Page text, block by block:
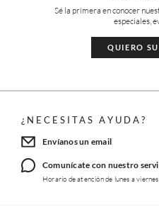
Sé la primera en conocer
especiales,
QUIERO
¿NECESITAS AYUDA?
Envíanos un email
Comunícate con nuestro
Horario de atención de lunes a